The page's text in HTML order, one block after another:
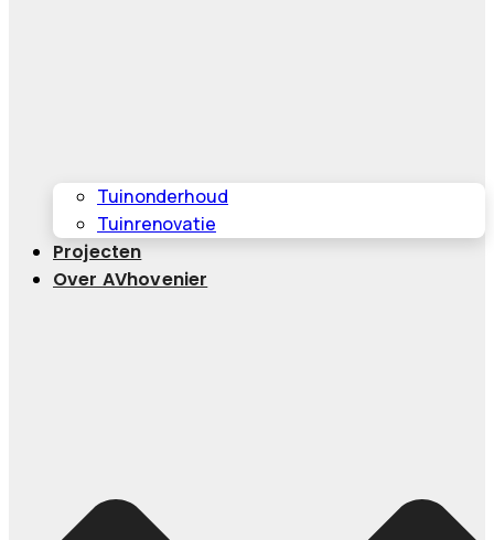
Tuinonderhoud
Tuinrenovatie
Projecten
Over AVhovenier